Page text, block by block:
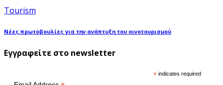
Tourism
Νέες πρωτοβουλίες για την ανάπτυξη του οινοτουρισμού
Εγγραφείτε στο newsletter
* indicates required